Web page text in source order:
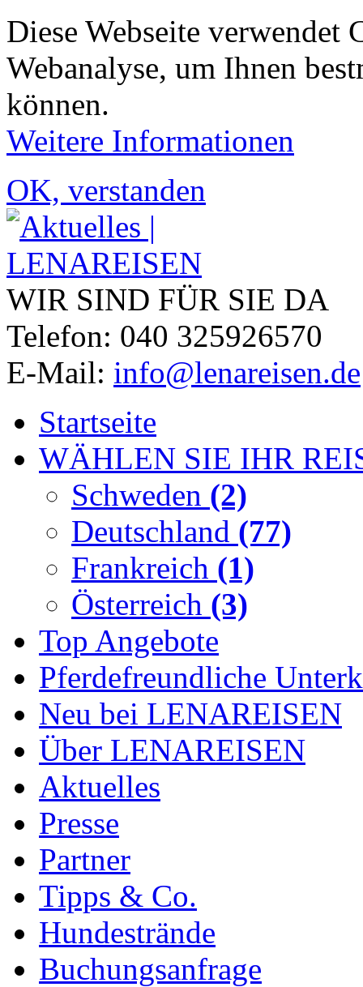
Diese Webseite verwendet
Webanalyse, um Ihnen
können.
Weitere Informationen
OK, verstanden
WIR SIND FÜR SIE DA
Telefon: 040 325926570
E-Mail: info@lenareisen.de
Startseite
WÄHLEN SIE IHR
Schweden (2)
Deutschland (77)
Frankreich (1)
Österreich (3)
Top Angebote
Pferdefreundliche
Neu bei LENAREISEN
Über LENAREISEN
Aktuelles
Presse
Partner
Tipps & Co.
Hundestrände
Buchungsanfrage